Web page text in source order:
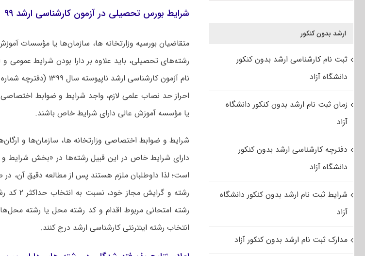
شرایط بورس تحصیلی در آزمون کارشناسی ارشد ۹۹
متقاضیان بورسیه وزارتخانه ها، سازمان‌ها یا مؤسسات
رشته‌های تحصیلی، باید علاوه بر دارا بودن شرایط
احراز حد نصاب علمی لازم، واجد شرایط و ضوابط اختصاصی
یا مؤسسه آموزش عالی دارای شرایط خاص باشند.
شرایط و ضوابط اختصاصی وزارتخانه ها، سازمان‌ها و
دارای شرایط خاص در این قبیل رشته‌ها در «بخش شرایط
است؛ لذا داوطلبان ملزم هستند پس از مطالعه دقیق آن،
رشته و
رشته امتحانی مربوط اقدام و کد رشته محل یا رشته
انتخاب رشته اینترنتی کارشناسی ارشد درج کنند.
ارشد بدون کنکور
ثبت نام کارشناسی ارشد بدون کنکور
دانشگاه آزاد
زمان ثبت نام ارشد بدون کنکور دانشگاه
آزاد
دفترچه کارشناسی ارشد بدون کنکور
دانشگاه آزاد
شرایط ثبت نام ارشد بدون کنکور دانشگاه
آزاد
مدارک ثبت نام ارشد بدون کنکور آزاد